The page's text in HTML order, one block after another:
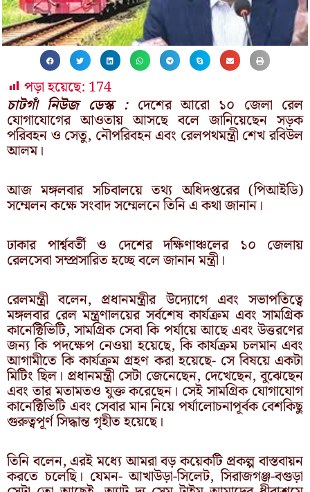
পড়া হয়েছে: 174
চাটগাঁ নিউজ ডেস্ক :দেশের আরো ১০ জেলা রেল
যোগাযোগের আওতায় আসছে বলে জানিয়েছেন সড়ক
পরিবহন ও সেতু, নৌপরিবহন এবং রেলপথমন্ত্রী শেখ রবিউল
আলম।
আজ মঙ্গলবার সচিবালয়ে তথ্য অধিদপ্তরের (পিআইডি)
সম্মেলন কক্ষে সংবাদ সম্মেলনে তিনি এ কথা জানান।
ঢাকার পার্শ্ববর্তী ও দেশের দক্ষিণাঞ্চলের ১০ জেলায়
রেলসেবা সম্প্রসারিত হচ্ছে বলে জানান মন্ত্রী।
রেলমন্ত্রী বলেন, প্রধানমন্ত্রীর উদ্যোগে এবং সভাপতিত্বে
মঙ্গলবার রেল মন্ত্রণালয়ের সর্বশেষ কার্যক্রম এবং সামগ্রিক
কানেক্টিভিটি, সামগ্রিক সেবা কি পর্যায়ে আছে এবং উত্তরণের
জন্য কি পদক্ষেপ নেওয়া হয়েছে, কি কার্যক্রম চলমান এবং
আগামীতে কি কার্যক্রম গ্রহণ করা হয়েছে- সে বিষয়ে একটা
মিটিং ছিল। প্রধানমন্ত্রী সেটা জেনেছেন, দেখেছেন, বুঝেছেন
এবং তার মতামতও যুক্ত করেছেন। সেই সামগ্রিক যোগাযোগ
কানেক্টিভিটি এবং সেবার মান নিয়ে পর্যালোচনাপূর্বক বেশকিছু
গুরুত্বপূর্ণ সিদ্ধান্ত গৃহীত হয়েছে।
তিনি বলেন, এরই মধ্যে আমরা বড় কয়েকটি প্রকল্প বাস্তবায়ন
করতে চলেছি। যেমন- আখাউড়া-সিলেট, সিরাজগঞ্জ-বগুড়া